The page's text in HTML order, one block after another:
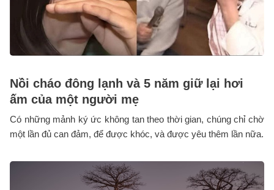
Nồi cháo đông lạnh và 5 năm giữ lại hơi
ấm của một người mẹ
Có những mảnh ký ức không tan theo thời gian, chúng chỉ chờ
một lần đủ can đảm, để được khóc, và được yêu thêm lần nữa.